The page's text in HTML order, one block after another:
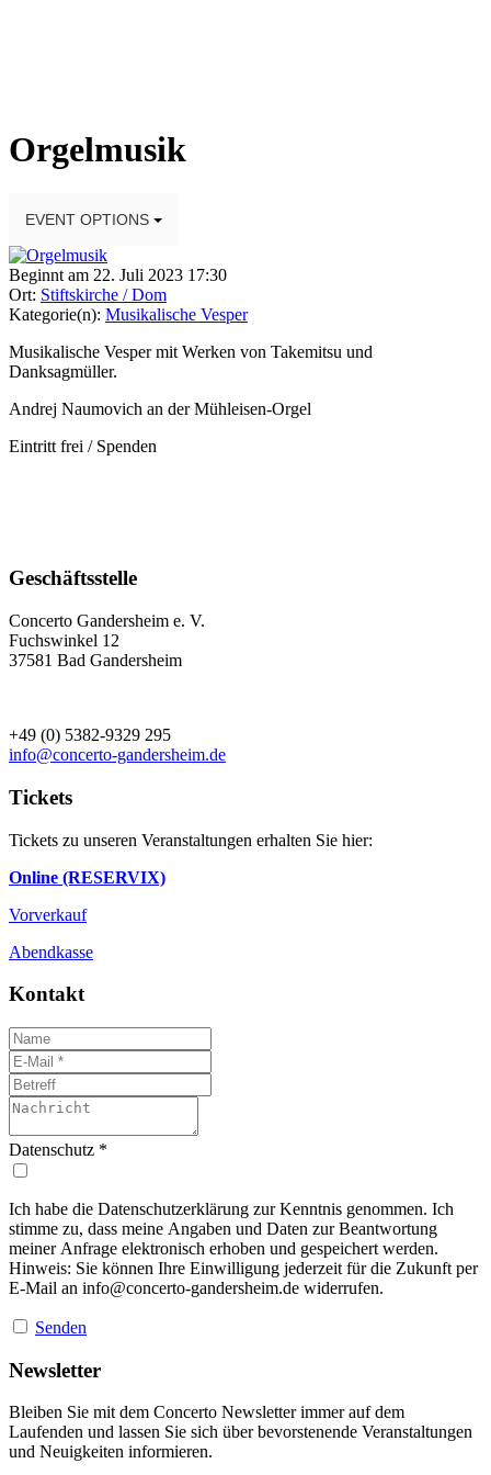
Orgelmusik
EVENT OPTIONS
Beginnt am 22. Juli 2023 17:30
Ort: Stiftskirche / Dom
Kategorie(n): Musikalische Vesper
Musikalische Vesper mit Werken von Takemitsu und
Danksagmüller.
Andrej Naumovich an der Mühleisen-Orgel
Eintritt frei / Spenden
Geschäftsstelle
Concerto Gandersheim e. V.
Fuchswinkel 12
37581 Bad Gandersheim
+49 (0) 5382-9329 295
info@concerto-gandersheim.de
Tickets
Tickets zu unseren Veranstaltungen erhalten Sie hier:
Online (RESERVIX)
Vorverkauf
Abendkasse
Kontakt
Datenschutz *
Ich habe die Datenschutzerklärung zur Kenntnis genommen. Ich
stimme zu, dass meine Angaben und Daten zur Beantwortung
meiner Anfrage elektronisch erhoben und gespeichert werden.
Hinweis: Sie können Ihre Einwilligung jederzeit für die Zukunft per
E-Mail an info@concerto-gandersheim.de widerrufen.
Senden
Newsletter
Bleiben Sie mit dem Concerto Newsletter immer auf dem
Laufenden und lassen Sie sich über bevorstenende Veranstaltungen
und Neuigkeiten informieren.